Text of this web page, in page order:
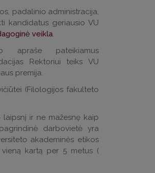
padalinio administracija,
kandidatus geriausio VU
veikla.
apraše pateikiamus
Rektoriui teiks VU
premija.
(Filologijos fakulteto
ir ne mažesnę kaip
darbovietė yra
akademinės etikos
kartą per 5 metus (